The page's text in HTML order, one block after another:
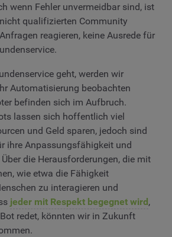
wenn Fehler unvermeidbar sind, ist
qualifizierten Community
reagieren, keine Ausrede für
geht, werden wir
Automatisierung beobachten
befinden sich im Aufbruch.
lassen sich hoffentlich viel
und Geld sparen, jedoch sind
ihre Anpassungsfähigkeit und
die Herausforderungen, die mit
wie etwa die Fähigkeit
zu interagieren und
jeder mit Respekt begegnet wird ,
redet, könnten wir in Zukunft